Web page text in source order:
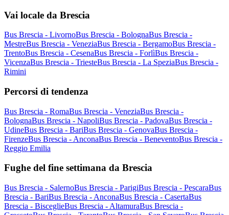
Vai locale da Brescia
Bus Brescia - LivornoBus Brescia - BolognaBus Brescia -
MestreBus Brescia - VeneziaBus Brescia - BergamoBus Brescia -
TrentoBus Brescia - CesenaBus Brescia - ForlìBus Brescia -
VicenzaBus Brescia - TriesteBus Brescia - La SpeziaBus Brescia -
Rimini
Percorsi di tendenza
Bus Brescia - RomaBus Brescia - VeneziaBus Brescia -
BolognaBus Brescia - NapoliBus Brescia - PadovaBus Brescia -
UdineBus Brescia - BariBus Brescia - GenovaBus Brescia -
FirenzeBus Brescia - AnconaBus Brescia - BeneventoBus Brescia -
Reggio Emilia
Fughe del fine settimana da Brescia
Bus Brescia - SalernoBus Brescia - ParigiBus Brescia - PescaraBus
Brescia - BariBus Brescia - AnconaBus Brescia - CasertaBus
Brescia - BisceglieBus Brescia - AltamuraBus Brescia -